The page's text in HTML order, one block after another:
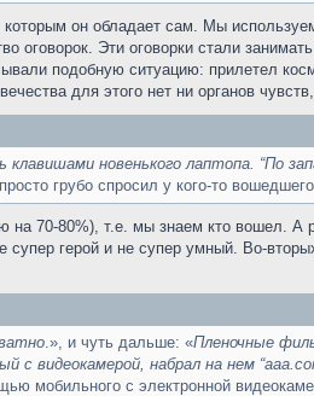
которым он обладает сам. Мы
Эти оговорки стали
подобную ситуацию: прилетел
для этого нет ни органов
новенького лаптопа. “По
грубо спросил у кого-то
70-80%), т.е. мы знаем кто вошел. А
супер герой и не супер умный. Во-
.», и чуть дальше: «Пленочные
видеокамерой, набрал на нем
мобильного с электронной